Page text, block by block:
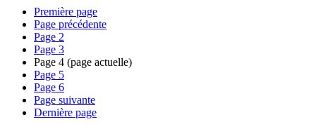
Première page
Page précédente
Page 2
Page 3
Page 4 (page actuelle)
Page 5
Page 6
Page suivante
Dernière page